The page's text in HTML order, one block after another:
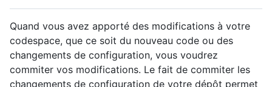
Quand vous avez apporté des modifications à votre
codespace, que ce soit du nouveau code ou des
changements de configuration, vous voudrez
commiter vos modifications. Le fait de commiter les
changements de configuration de votre dépôt permet